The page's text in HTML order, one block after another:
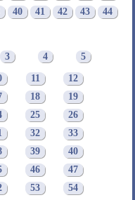
40 41 42 43
44
3 4 5
11
12
18
19
25
26
32
33
39
40
46
47
53
54